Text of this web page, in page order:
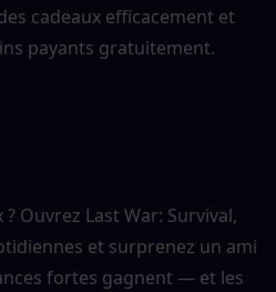
cadeaux efficacement et
payants gratuitement.
Ouvrez Last War: Survival,
et surprenez un ami
fortes gagnent — et les